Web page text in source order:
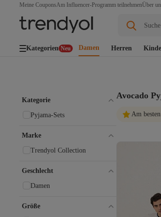
Meine CouponsAm Influencer-Programm teilnehmenÜber
Kategorien Neu Damen Herren
Avocado
Am
Kategorie
Pyjama-Sets
Marke
Trendyol Collection
Geschlecht
Damen
Größe